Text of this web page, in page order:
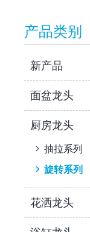
产品类别
新产品
面盆龙头
厨房龙头
抽拉系列
旋转系列
花洒龙头